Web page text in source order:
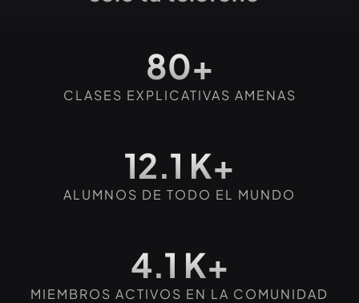
80+
CLASES EXPLICATIVAS AMENAS
12.1 K+
ALUMNOS DE TODO EL MUNDO
4.1 K+
MIEMBROS ACTIVOS EN LA COMUNIDAD